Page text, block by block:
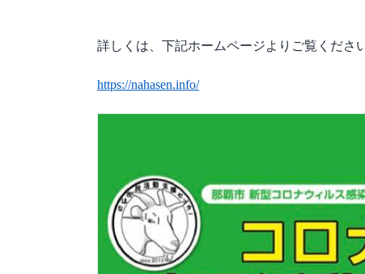
詳しくは、下記ホームページよりご覧くださ
https://nahasen.info/